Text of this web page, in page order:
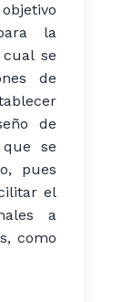
la
se
de
de
se
pues
el
a
como